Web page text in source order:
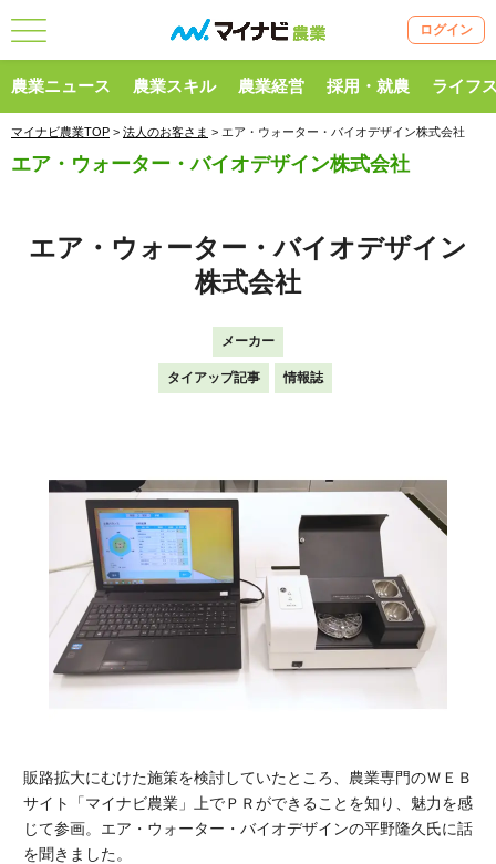
ログイン
農業ニュース 農業スキル 農業経営 採用・就農 ライフ
マイナビ農業TOP > 法人のお客さま > エア・ウォーター・バイオデザイン株式会社
エア・ウォーター・バイオデザイン株式会社
エア・ウォーター・バイオデザイン
株式会社
メーカー
タイアップ記事 情報誌
販路拡大にむけた施策を検討していたところ、農業専門のＷＥＢ
サイト「マイナビ農業」上でＰＲができることを知り、魅力を感
じて参画。エア・ウォーター・バイオデザインの平野隆久氏に話
を聞きました。